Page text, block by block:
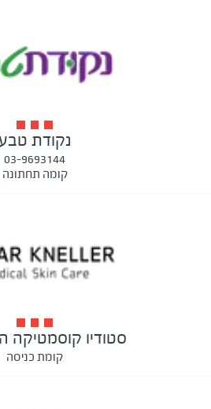
נקודת טבע
03-9693144
קומה תחתונה
סטודיו קוסמטיקה
קומת כניסה